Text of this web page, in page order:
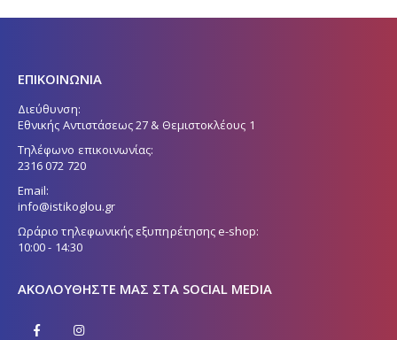
ΕΠΙΚΟΙΝΩΝΙΑ
Διεύθυνση:
Εθνικής Αντιστάσεως 27 & Θεμιστοκλέους 1
Τηλέφωνο επικοινωνίας:
2316 072 720
Email:
info@istikoglou.gr
Ωράριο τηλεφωνικής εξυπηρέτησης e-shop:
10:00 - 14:30
ΑΚΟΛΟΥΘΉΣΤΕ ΜΑΣ ΣΤΑ SOCIAL MEDIA